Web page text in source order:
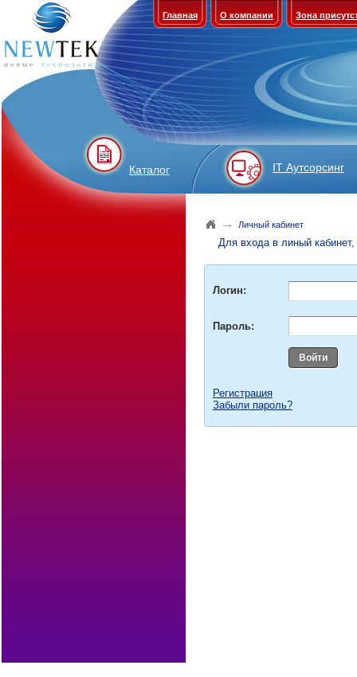
Главная О компании Зона
Каталог IT Аутсорсинг
→ Личный кабинет
Для входа в линый
Логин:
Пароль:
Войти
Регистрация
Забыли пароль?